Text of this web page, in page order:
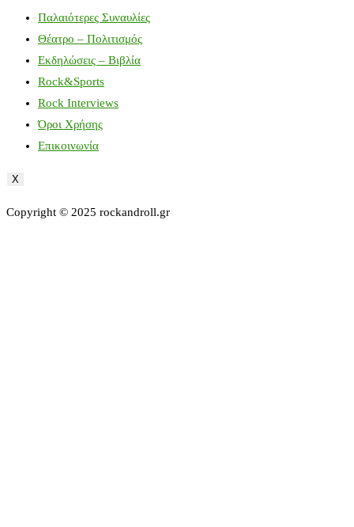
Παλαιότερες Συναυλίες
Θέατρο – Πολιτισμός
Εκδηλώσεις – Βιβλία
Rock&Sports
Rock Interviews
Όροι Χρήσης
Επικοινωνία
X
Copyright © 2025 rockandroll.gr